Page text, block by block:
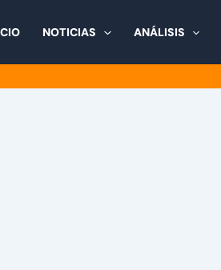
NOTICIAS ANÁLISIS